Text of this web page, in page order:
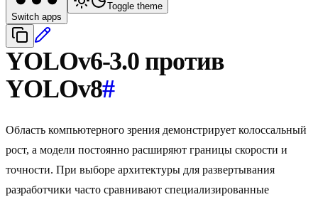
Switch apps
Toggle theme
YOLOv6-3.0 против
YOLOv8#
Область компьютерного зрения демонстрирует колоссальный
рост, а модели постоянно расширяют границы скорости и
точности. При выборе архитектуры для развертывания
разработчики часто сравнивают специализированные